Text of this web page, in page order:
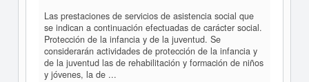
Las prestaciones de servicios de asistencia social que
se indican a continuación efectuadas de carácter social.
Protección de la infancia y de la juventud. Se
considerarán actividades de protección de la infancia y
de la juventud las de rehabilitación y formación de niños
y jóvenes, la de ...